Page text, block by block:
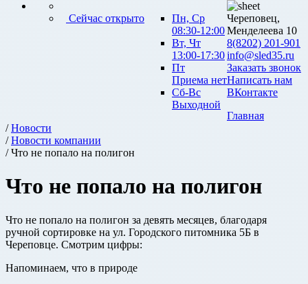
Сейчас открыто
Пн, Ср
08:30-12:00
Вт, Чт
13:00-17:30
Пт
Приема нет
Сб-Вс
Выходной
Череповец,
Менделеева 10
8(8202) 201-901
info@sled35.ru
Заказать звонок
Написать нам
ВКонтакте
Главная
/Новости
/Новости компании
/ Что не попало на полигон
Что не попало на полигон
Что не попало на полигон за девять месяцев, благодаря
ручной сортировке на ул. Городского питомника 5Б в
Череповце. Смотрим цифры:
Напоминаем, что в природе